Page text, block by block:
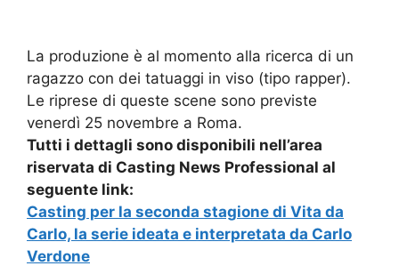
La produzione è al momento alla ricerca di un
ragazzo con dei tatuaggi in viso (tipo rapper).
Le riprese di queste scene sono previste
venerdì 25 novembre a Roma.
Tutti i dettagli sono disponibili nell’area
riservata di Casting News Professional al
seguente link:
Casting per la seconda stagione di Vita da
Carlo, la serie ideata e interpretata da Carlo
Verdone